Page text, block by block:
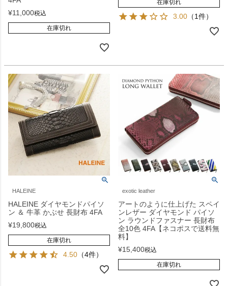
¥11,000税込
在庫切れ
在庫切れ
3.00 （1件）
HALEINE
HALEINE ダイヤモンドパイソ
ン ＆ 牛革 かぶせ 長財布 4FA
¥19,800税込
在庫切れ
4.50 （4件）
exotic leather
アートのように仕上げた スペイ
ンレザー ダイヤモンド パイソ
ン ラウンドファスナー 長財布
全10色 4FA【ネコポスで送料無
料】
¥15,400税込
在庫切れ